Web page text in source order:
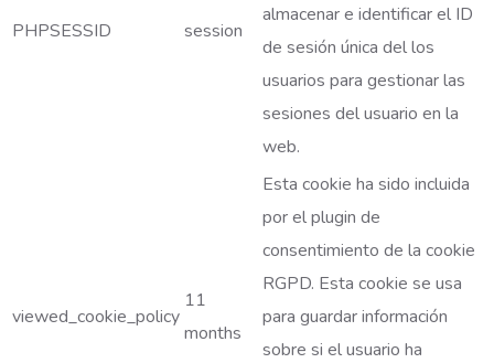
PHPSESSID session
almacenar e identificar el ID
de sesión única del los
usuarios para gestionar las
sesiones del usuario en la
web.
viewed_cookie_policy
11
months
Esta cookie ha sido incluida
por el plugin de
consentimiento de la cookie
RGPD. Esta cookie se usa
para guardar información
sobre si el usuario ha